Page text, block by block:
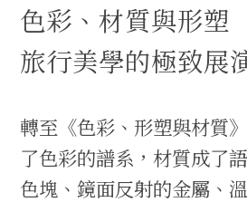
色彩、材質與形塑
旅行美學的極致展
轉至《色彩、形塑與材質
了色彩的譜系，材質成了
色塊、鏡面反射的金屬、